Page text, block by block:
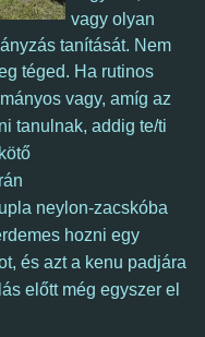
vagy olyan
tanítását. Nem
téged. Ha rutinos
vagy, amíg az
tanulnak, addig te/ti
neylon-zacskóba
hozni egy
és azt a kenu padjára
előtt még egyszer el